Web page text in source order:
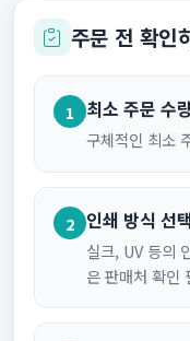
주문 전 확인
1 최소 주문 수
구체적인 최소
2 인쇄 방식 선택
실크, UV 등의
은 판매처 확인